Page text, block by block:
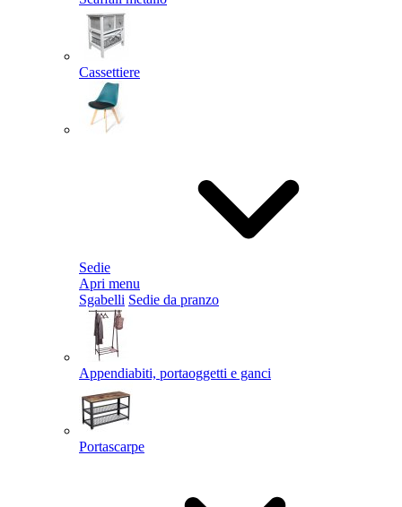
Cassettiere
Sedie
Apri menu
Sgabelli Sedie da pranzo
Appendiabiti, portaoggetti e ganci
Portascarpe